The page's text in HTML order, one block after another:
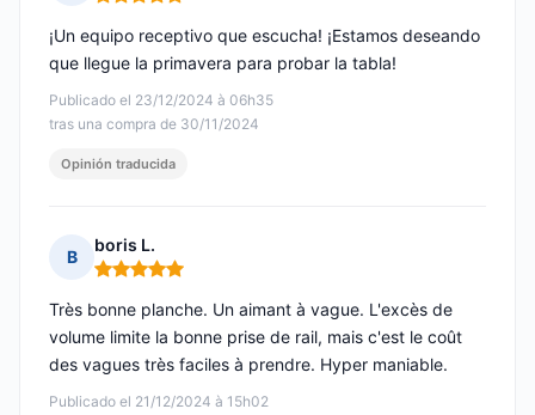
Nota: 5 de 5
Publicado el 23/12/2024 à 06h35
tras una compra de 30/11/2024
¡Un equipo receptivo que escucha! ¡Estamos deseando
que llegue la primavera para probar la tabla!
Opinión traducida
B
boris L.
Nota: 5 de 5
Publicado el 21/12/2024 à 15h02
Très bonne planche. Un aimant à vague. L'excès de
volume limite la bonne prise de rail, mais c'est le coût
des vagues très faciles à prendre. Hyper maniable.